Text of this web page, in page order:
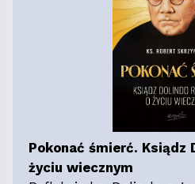
Pokonać śmierć. Ksiądz
życiu wiecznym